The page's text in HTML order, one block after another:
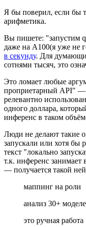
Я бы поверил, если бы
арифметика.
Вы пишете: "запустим
даже на A100(я уже не
в секунду. Для
сотнями тысяч, это
Это ломает любые
проприетарный API" —
релевантно
одного доллара,
инференс в таком
Люди не делают такие
запускали или хотя бы
текст "локально
т.к. инференс
— получается такой
маппинг на роли
анализ 30+
это ручная работа